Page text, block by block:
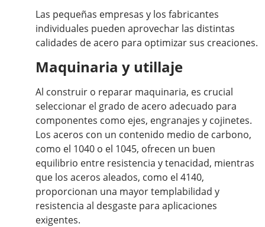
Las pequeñas empresas y los fabricantes
individuales pueden aprovechar las distintas
calidades de acero para optimizar sus creaciones.
Maquinaria y utillaje
Al construir o reparar maquinaria, es crucial
seleccionar el grado de acero adecuado para
componentes como ejes, engranajes y cojinetes.
Los aceros con un contenido medio de carbono,
como el 1040 o el 1045, ofrecen un buen
equilibrio entre resistencia y tenacidad, mientras
que los aceros aleados, como el 4140,
proporcionan una mayor templabilidad y
resistencia al desgaste para aplicaciones
exigentes.